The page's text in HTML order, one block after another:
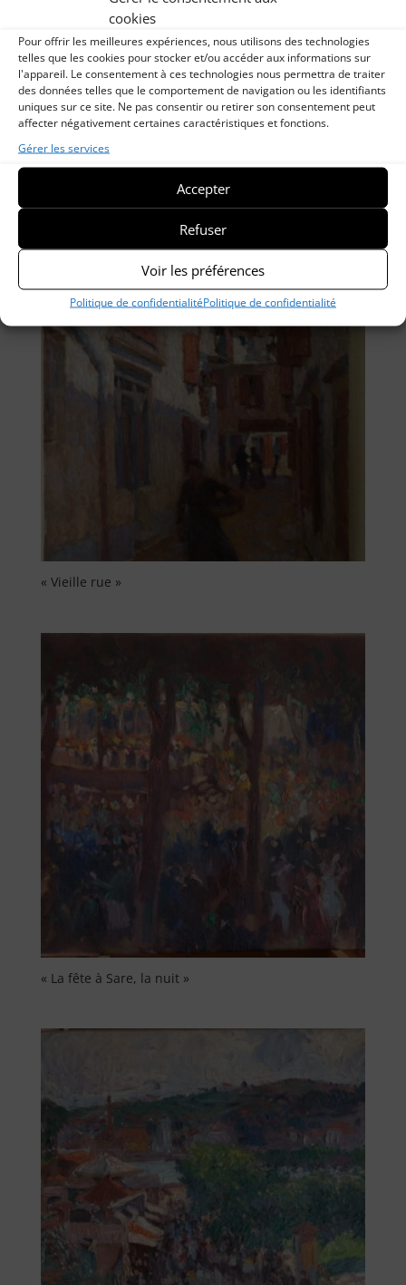
cookies
Pour offrir les meilleures expériences, nous utilisons des technologies
telles que les cookies pour stocker et/ou accéder aux informations sur
l'appareil. Le consentement à ces technologies nous permettra de traiter
des données telles que le comportement de navigation ou les identifiants
uniques sur ce site. Ne pas consentir ou retirer son consentement peut
affecter négativement certaines caractéristiques et fonctions.
Gérer les services
Accepter
Refuser
Voir les préférences
Politique de confidentialitéPolitique de confidentialité
« Vieille rue »
« La fête à Sare, la nuit »